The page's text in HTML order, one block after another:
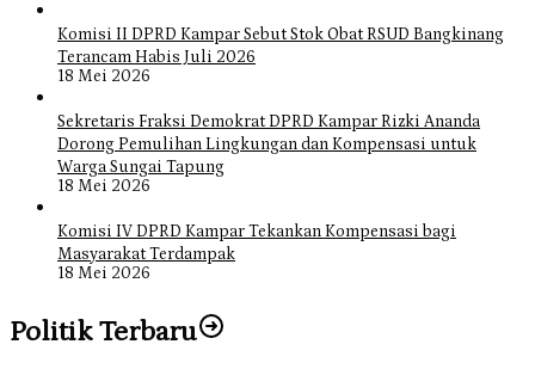
Komisi II DPRD Kampar Sebut Stok Obat RSUD Bangkinang
Terancam Habis Juli 2026
18 Mei 2026
Sekretaris Fraksi Demokrat DPRD Kampar Rizki Ananda
Dorong Pemulihan Lingkungan dan Kompensasi untuk
Warga Sungai Tapung
18 Mei 2026
Komisi IV DPRD Kampar Tekankan Kompensasi bagi
Masyarakat Terdampak
18 Mei 2026
Politik Terbaru